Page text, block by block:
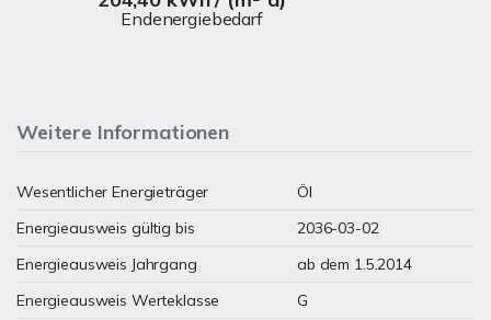
Endenergiebedarf
Weitere Informationen
Wesentlicher Energieträger
Öl
Energieausweis gültig bis
2036-03-02
Energieausweis Jahrgang
ab dem 1.5.2014
Energieausweis Werteklasse
G